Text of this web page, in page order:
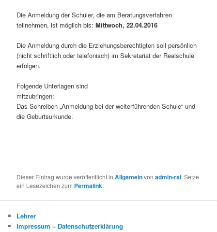
Die Anmeldung der Schüler, die am Beratungsverfahren
teilnehmen, ist möglich bis:Mittwoch, 22.04.2016
Die Anmeldung durch die Erziehungsberechtigten soll persönlich
(nicht schriftlich oder telefonisch) im Sekretariat der Realschule
erfolgen.
Folgende Unterlagen sind
mitzubringen:
Das Schreiben „Anmeldung bei der weiterführenden Schule“ und
die Geburtsurkunde.
Dieser Eintrag wurde veröffentlicht inAllgemeinvonadmin-rsl. Setze
ein Lesezeichen zum Permalink.
Lehrer
Impressum – Datenschutzerklärung